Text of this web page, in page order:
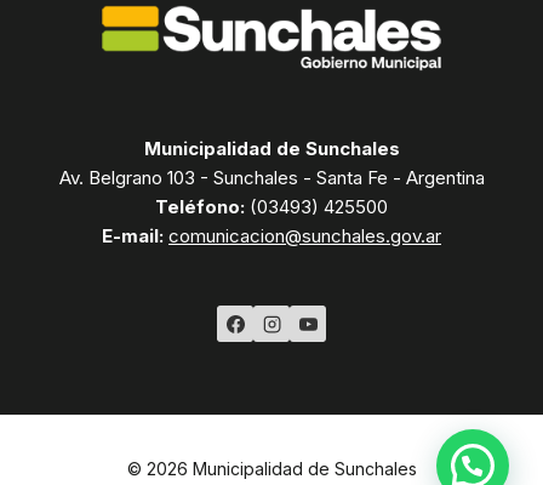
Municipalidad de Sunchales
Av. Belgrano 103 - Sunchales - Santa Fe - Argentina
Teléfono: (03493) 425500
E-mail: comunicacion@sunchales.gov.ar
© 2026 Municipalidad de Sunchales